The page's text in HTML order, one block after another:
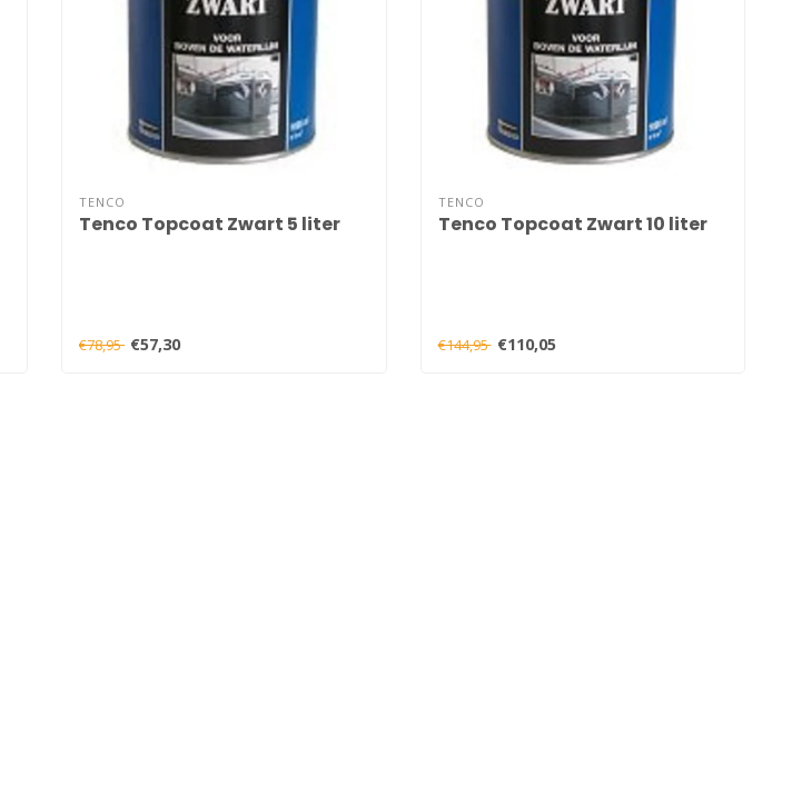
TENCO
Tenco Topcoat Zwart 5 liter
€78,95 €57,30
TENCO
Tenco Topcoat Zwart 10 liter
€144,95 €110,05